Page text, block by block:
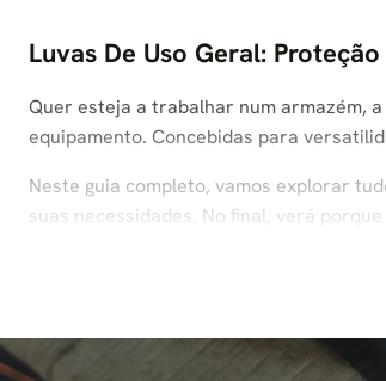
Luvas De Uso Geral:
Quer esteja a trabalhar num armazém,
equipamento. Concebidas para
Neste guia completo, vamos explorar
suas necessidades. No final, verá
contrário das luvas especializadas (por